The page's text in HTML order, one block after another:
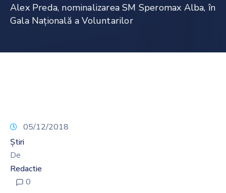
Contact
Alex Preda, nominalizarea SM Speromax Alba, în
Gala Națională a Voluntarilor
05/12/2018
Știri
De
Redactie
0